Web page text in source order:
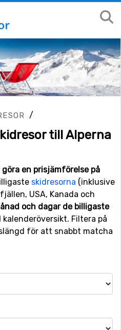
/
till Alperna
en prisjämförelse på
skidresorna (inklusive
USA, Kanada och
och dagar de billigaste
Filtera på
för att snabbt matcha